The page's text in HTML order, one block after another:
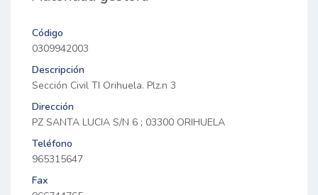
Código
0309942003
Descripción
Sección Civil TI Orihuela. Plz.n 3
Dirección
PZ SANTA LUCIA S/N 6 ; 03300 ORIHUELA
Teléfono
965315647
Fax